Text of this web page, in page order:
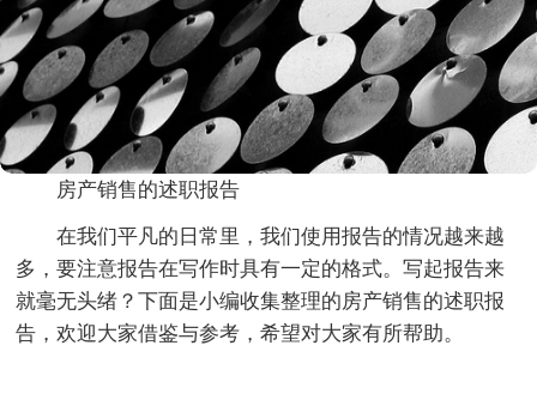
房产销售的述职报告
在我们平凡的日常里，我们使用报告的情况越来越
多，要注意报告在写作时具有一定的格式。写起报告来
就毫无头绪？下面是小编收集整理的房产销售的述职报
告，欢迎大家借鉴与参考，希望对大家有所帮助。